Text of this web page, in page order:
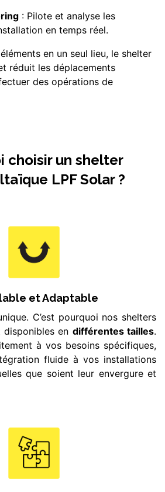
: Pilote et analyse les
en temps réel.
en un seul lieu, le shelter
réduit les déplacements
des opérations de
choisir un shelter
LPF Solar ?
et Adaptable
C’est pourquoi nos shelters
disponibles en différentes tailles.
à vos besoins spécifiques,
fluide à vos installations
que soient leur envergure et